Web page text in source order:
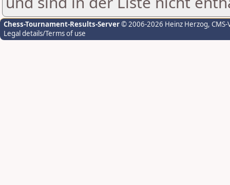
Chess-Tournament-Results-Server© 2006-2026 Heinz Herzog,
Legal details/Terms of use